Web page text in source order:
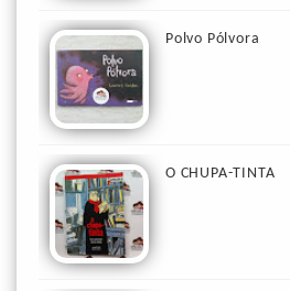
Polvo Pólvora
O CHUPA-TINTA